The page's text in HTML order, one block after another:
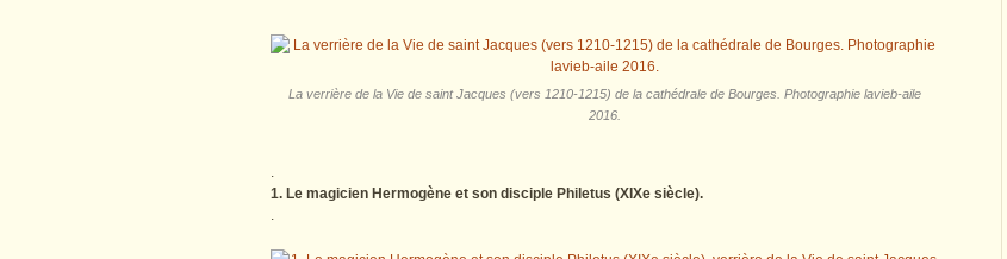
La verrière de la Vie de saint Jacques (vers 1210-1215) de la cathédrale de Bourges. Photographie lavieb-aile
2016.
.
1. Le magicien Hermogène et son disciple Philetus (XIXe siècle).
.